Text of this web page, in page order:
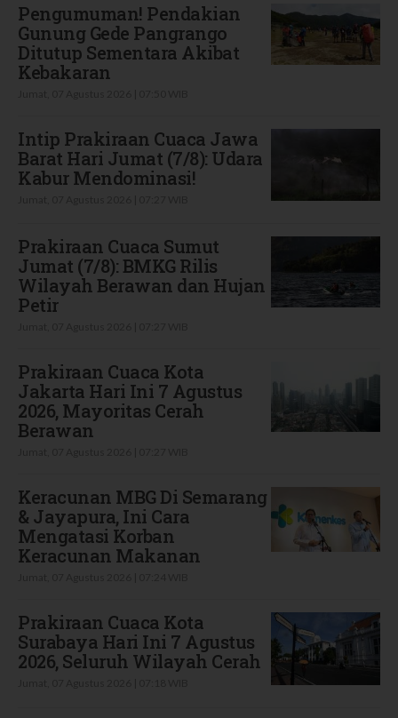
Pengumuman! Pendakian
Gunung Gede Pangrango
Ditutup Sementara Akibat
Kebakaran
Intip Prakiraan Cuaca Jawa
Barat Hari Jumat (7/8): Udara
Kabur Mendominasi!
Prakiraan Cuaca Sumut
Jumat (7/8): BMKG Rilis
Wilayah Berawan dan Hujan
Petir
Prakiraan Cuaca Kota
Jakarta Hari Ini 7 Agustus
2026, Mayoritas Cerah
Berawan
Keracunan MBG Di Semarang
& Jayapura, Ini Cara
Mengatasi Korban
Keracunan Makanan
Prakiraan Cuaca Kota
Surabaya Hari Ini 7 Agustus
2026, Seluruh Wilayah Cerah